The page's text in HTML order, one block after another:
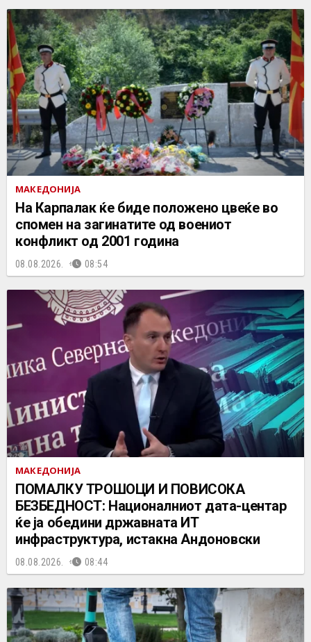
МАКЕДОНИЈА
На Карпалак ќе биде положено цвеќе во
спомен на загинатите од воениот
конфликт од 2001 година
08.08.2026. 08:54
МАКЕДОНИЈА
ПОМАЛКУ ТРОШОЦИ И ПОВИСОКА
БЕЗБЕДНОСТ: Националниот дата-центар
ќе ја обедини државната ИТ
инфраструктура, истакна Андоновски
08.08.2026. 08:44